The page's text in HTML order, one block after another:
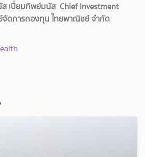
เปี่ยมทิพย์มนัส Chief Investment
ดการกองทุน ไทยพาณิชย์ จำกัด